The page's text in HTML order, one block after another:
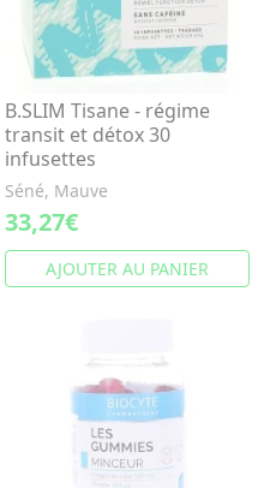
B.SLIM Tisane - régime
transit et détox 30
infusettes
Séné, Mauve
33,27€
AJOUTER AU PANIER